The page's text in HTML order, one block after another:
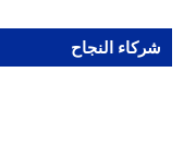
شركاء النجاح